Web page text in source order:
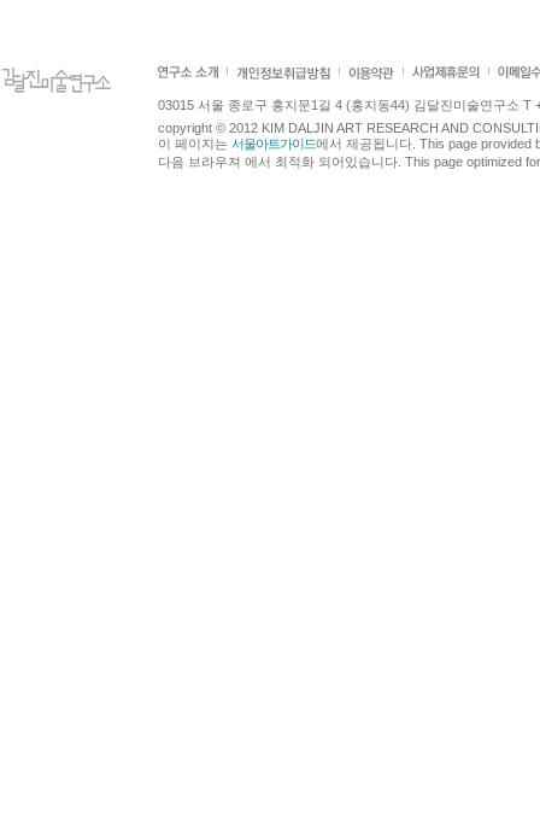
03015 서울 종로구 홍지문1길 4 (홍지동44) 김달진미술연구소 T
copyright © 2012 KIM DALJIN ART RESEARCH AND
이 페이지는 서울아트가이드에서 제공됩니다. This page provided
다음 브라우져 에서 최적화 되어있습니다. This page optimized